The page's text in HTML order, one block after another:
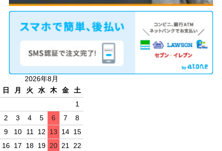
2026年8月
日
月 火 水 木 金
土
1
2
3 4 5 6 7
8
9
10 11 12 13 14 15
16 17 18 19 20 21 22